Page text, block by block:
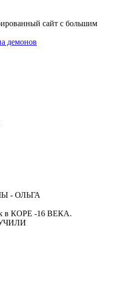
сайт с большим
демонов
- ОЛЬГА
в КОРЕ -16 ВЕКА.